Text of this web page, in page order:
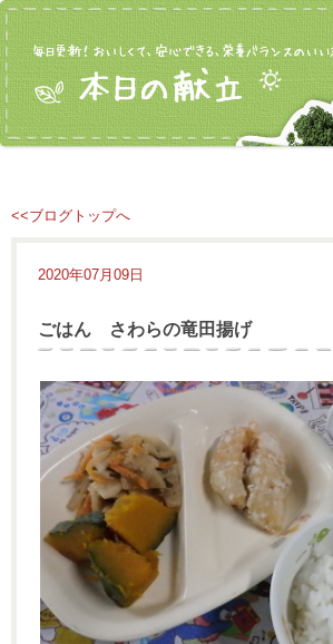
<<ブログトップへ
2020年07月09日
ごはん さわらの竜田揚げ